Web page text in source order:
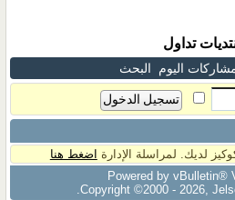
تداول
اليوم البحث
لديك. لمراسلة الإدارة اضغط هنا
Powered by vBulletin®
Copyright ©2000 - 2026,